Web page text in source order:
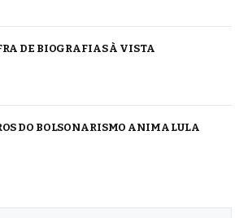
DE BIOGRAFIAS À VISTA
DO BOLSONARISMO ANIMA LULA